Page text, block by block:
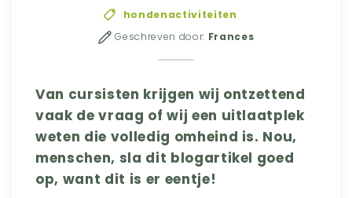
hondenactiviteiten
Geschreven door: Frances
Van cursisten krijgen wij ontzettend
vaak de vraag of wij een uitlaatplek
weten die volledig omheind is. Nou,
menschen, sla dit blogartikel goed
op, want dit is er eentje!